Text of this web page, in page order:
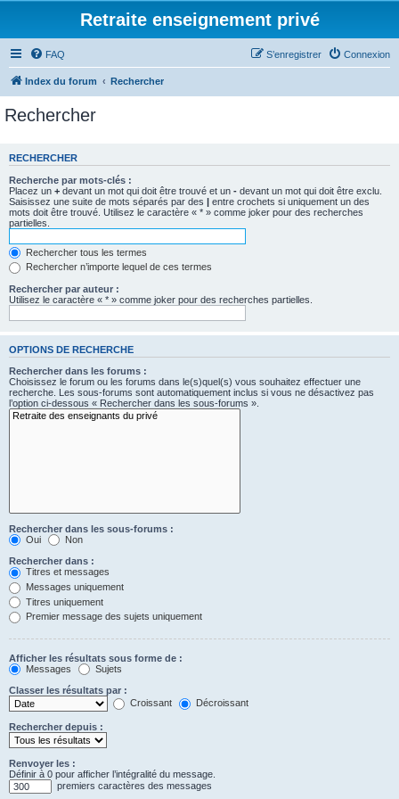
Retraite enseignement privé
FAQ Connexion
S’enregistrer
Index du forum Rechercher
Rechercher
RECHERCHER
Recherche par mots-clés :
Placez un + devant un mot qui doit être trouvé et un - devant un mot qui doit être exclu.
Saisissez une suite de mots séparés par des | entre crochets si uniquement un des
mots doit être trouvé. Utilisez le caractère « * » comme joker pour des recherches
partielles.
Rechercher tous les termes
Rechercher n’importe lequel de ces termes
Rechercher par auteur :
Utilisez le caractère « * » comme joker pour des recherches partielles.
OPTIONS DE RECHERCHE
Rechercher dans les forums :
Choisissez le forum ou les forums dans le(s)quel(s) vous souhaitez effectuer une
recherche. Les sous-forums sont automatiquement inclus si vous ne désactivez pas
l’option ci-dessous « Rechercher dans les sous-forums ».
Rechercher dans les sous-forums :
Oui
Non
Rechercher dans :
Titres et messages
Messages uniquement
Titres uniquement
Premier message des sujets uniquement
Afficher les résultats sous forme de :
Messages
Sujets
Classer les résultats par :
Croissant
Décroissant
Rechercher depuis :
Renvoyer les :
Définir à 0 pour afficher l’intégralité du message.
premiers caractères des messages